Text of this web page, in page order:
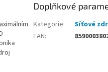
Doplňkové
Kategorie:
Síťové
EAN: